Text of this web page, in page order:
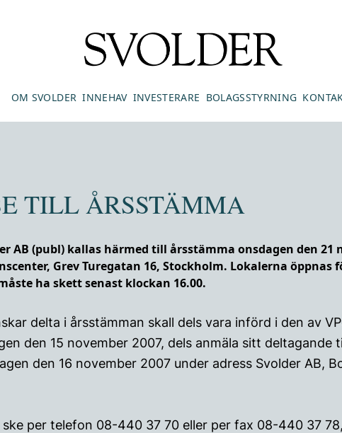
OM SVOLDER INNEHAV INVESTERARE BOLAGSSTYRNING
TILL ÅRSSTÄMMA
AB (publ) kallas härmed till årsstämma onsdagen den 21
Grev Turegatan 16, Stockholm. Lokalerna
ha skett senast klockan 16.00.
delta i årsstämman skall dels vara införd i den av
den 15 november 2007, dels anmäla sitt deltagande
den 16 november 2007 under adress Svolder AB,
ske per telefon 08-440 37 70 eller per fax 08-440 37